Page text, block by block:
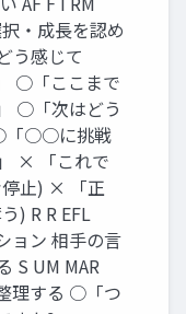
・成長を認め
う感じて
○「ここまで
○「次はどう
○「○○に挑戦
× 「これで
止) × 「正
) R R EFL
ョン 相手の言
S UM MAR
理する ○「つ